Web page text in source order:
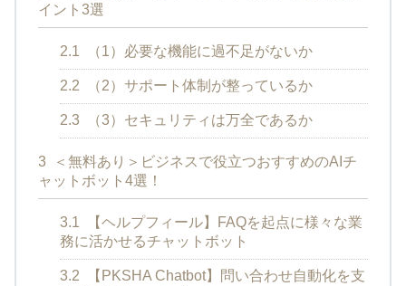
イント3選
2.1 （1）必要な機能に過不足がないか
2.2 （2）サポート体制が整っているか
2.3 （3）セキュリティは万全であるか
3
＜無料あり＞ビジネスで役立つおすすめのAIチ
ャットボット4選！
3.1
【ヘルプフィール】FAQを起点に様々な業
務に活かせるチャットボット
3.2
【PKSHA Chatbot】問い合わせ自動化を支